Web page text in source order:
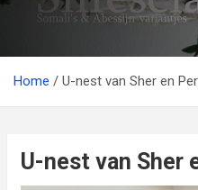
Cattery
Somali's en soms Abessijn-
Home
U-nest van Sher en
U-nest van Sher